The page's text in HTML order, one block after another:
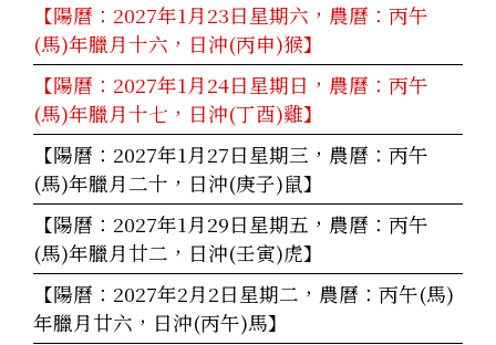
【陽曆：2027年1月23日星期六，農曆：丙午
(馬)年臘月十六，日沖(丙申)猴】
【陽曆：2027年1月24日星期日，農曆：丙午
(馬)年臘月十七，日沖(丁酉)雞】
【陽曆：2027年1月27日星期三，農曆：丙午
(馬)年臘月二十，日沖(庚子)鼠】
【陽曆：2027年1月29日星期五，農曆：丙午
(馬)年臘月廿二，日沖(壬寅)虎】
【陽曆：2027年2月2日星期二，農曆：丙午(馬)
年臘月廿六，日沖(丙午)馬】